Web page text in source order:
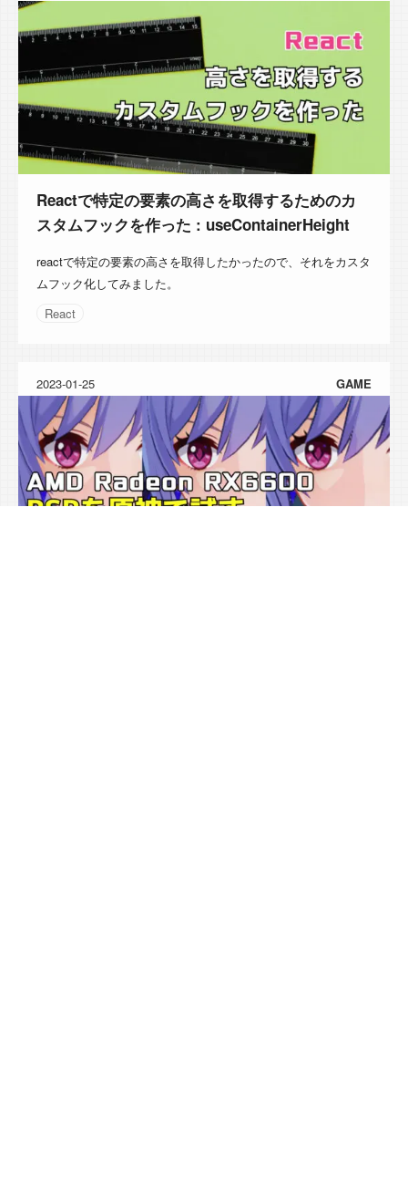
Reactで特定の要素の高さを取得するためのカ
スタムフックを作った : useContainerHeight
reactで特定の要素の高さを取得したかったので、それをカスタ
ムフック化してみました。
React
2023-01-25 GAME